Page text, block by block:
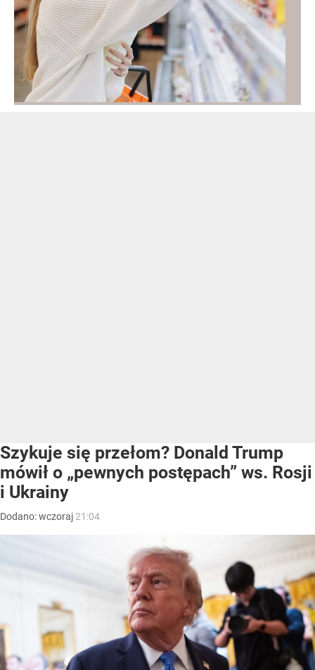
Szykuje się przełom? Donald Trump
mówił o „pewnych postępach” ws. Rosji
i Ukrainy
Dodano:wczoraj 21:04